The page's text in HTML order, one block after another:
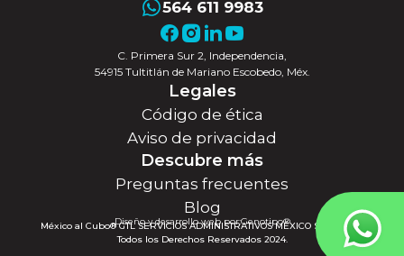
564 611 9983
C. Primera Sur 2, Independencia,
54915 Tultitlán de Mariano Escobedo, Méx.
Legales
Código de ética
Aviso de privacidad
Descubre más
Preguntas frecuentes
Blog
México al Cubo® GTL SERVICIOS ADMINISTRATIVOS MÉXICO S.A. DE C.V.
Todos los Derechos Reservados 2024.
Diseño y desarrollo web por:Genotipo®